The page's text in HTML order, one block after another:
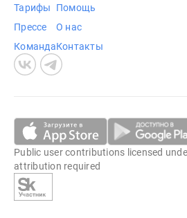
Тарифы
Прессе
Команда
Помощь
О нас
Контакты
Public user contributions licensed
attribution required